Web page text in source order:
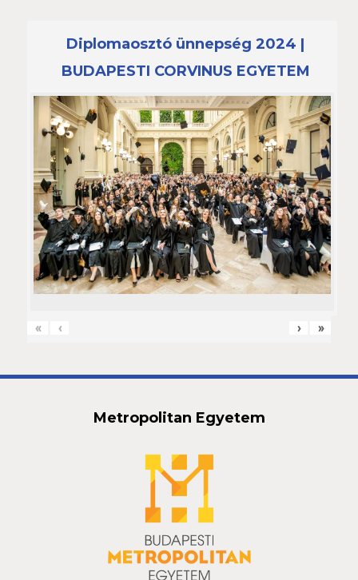
Diplomaosztó ünnepség 2024 |
BUDAPESTI CORVINUS EGYETEM
« ‹ › »
Metropolitan Egyetem